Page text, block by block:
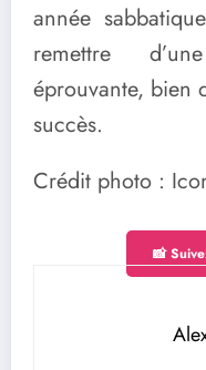
année
remettre
éprouvante, bien
succès.
Crédit photo :
📸